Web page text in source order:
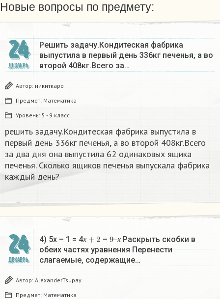
Новые вопросы по предмету:
24
ДЕКАБРЬ
Решить задачу.Кондитеская фабрика
выпустила в первый день 336кг печенья, а во
второй 408кг.Всего за…
Автор: никиткаро
Предмет: Математика
Уровень: 5 - 9 класс
решить задачу.Кондитеская фабрика выпустила в
первый день 336кг печенья, а во второй 408кг.Всего
за два дня она выпустила 62 одинаковых ящика
печенья. Сколько ящиков печенья выпускала фабрика
каждый день?
24
ДЕКАБРЬ
4) 5х – 1 = 4х
х+2 – х
9–
х
Раскрыть скобки в
обеих частях уравнения Перенести
слагаемые, содержащие…
Автор: AlexanderTsupay
Предмет: Математика